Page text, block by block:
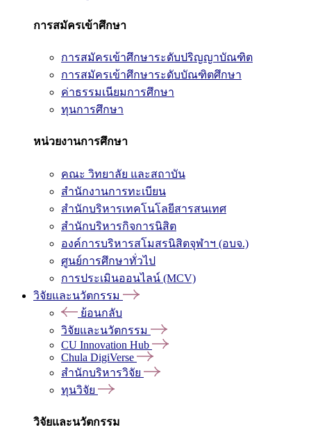
การสมัครเข้าศึกษา
การสมัครเข้าศึกษาระดับปริญญาบัณฑิต
การสมัครเข้าศึกษาระดับบัณฑิตศึกษา
ค่าธรรมเนียมการศึกษา
ทุนการศึกษา
หน่วยงานการศึกษา
คณะ วิทยาลัย และสถาบัน
สำนักงานการทะเบียน
สำนักบริหารเทคโนโลยีสารสนเทศ
สำนักบริหารกิจการนิสิต
องค์การบริหารสโมสรนิสิตจุฬาฯ (อบจ.)
ศูนย์การศึกษาทั่วไป
การประเมินออนไลน์ (MCV)
วิจัยและนวัตกรรม
ย้อนกลับ
วิจัยและนวัตกรรม
CU Innovation Hub
Chula DigiVerse
สำนักบริหารวิจัย
ทุนวิจัย
วิจัยและนวัตกรรม